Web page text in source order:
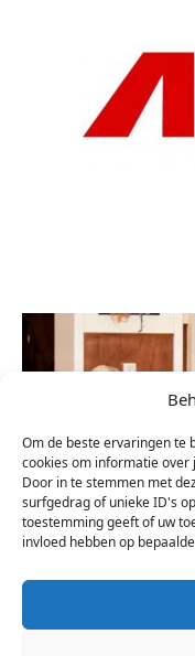
Om de beste ervaringen te
cookies om informatie
Door in te stemmen met
surfgedrag of unieke ID's
toestemming geeft of uw
invloed hebben op